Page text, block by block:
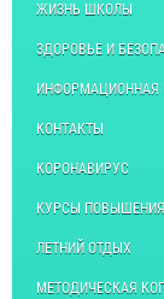
ЖИЗНЬ ШКОЛЫ
ЗДОРОВЬЕ И
ИНФОРМАЦИОННАЯ
КОНТАКТЫ
КОРОНАВИРУС
КУРСЫ
ЛЕТНИЙ ОТДЫХ
МЕТОДИЧЕСКАЯ